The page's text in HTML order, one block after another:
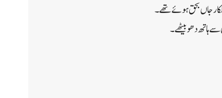
ہوئی جھڑپ میں ایک جونیئر کمیشنڈ آفیسر (جے سی او) سمیت 5 فوجی اہلکارجاں بحق ہوئے تھے۔